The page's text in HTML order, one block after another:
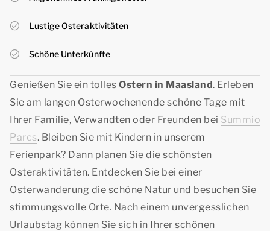
Lustige Osteraktivitäten
Schöne Unterkünfte
Genießen Sie ein tolles Ostern in Maasland. Erleben
Sie am langen Osterwochenende schöne Tage mit
Ihrer Familie, Verwandten oder Freunden bei Summio
Parcs. Bleiben Sie mit Kindern in unserem
Ferienpark? Dann planen Sie die schönsten
Osteraktivitäten. Entdecken Sie bei einer
Osterwanderung die schöne Natur und besuchen Sie
stimmungsvolle Orte. Nach einem unvergesslichen
Urlaubstag können Sie sich in Ihrer schönen